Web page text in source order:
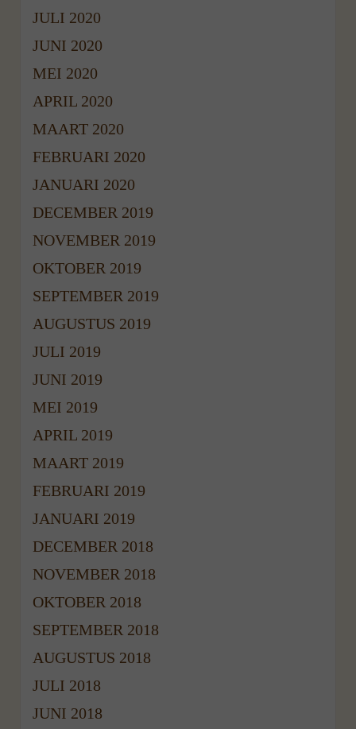
JULI 2020
JUNI 2020
MEI 2020
APRIL 2020
MAART 2020
FEBRUARI 2020
JANUARI 2020
DECEMBER 2019
NOVEMBER 2019
OKTOBER 2019
SEPTEMBER 2019
AUGUSTUS 2019
JULI 2019
JUNI 2019
MEI 2019
APRIL 2019
MAART 2019
FEBRUARI 2019
JANUARI 2019
DECEMBER 2018
NOVEMBER 2018
OKTOBER 2018
SEPTEMBER 2018
AUGUSTUS 2018
JULI 2018
JUNI 2018